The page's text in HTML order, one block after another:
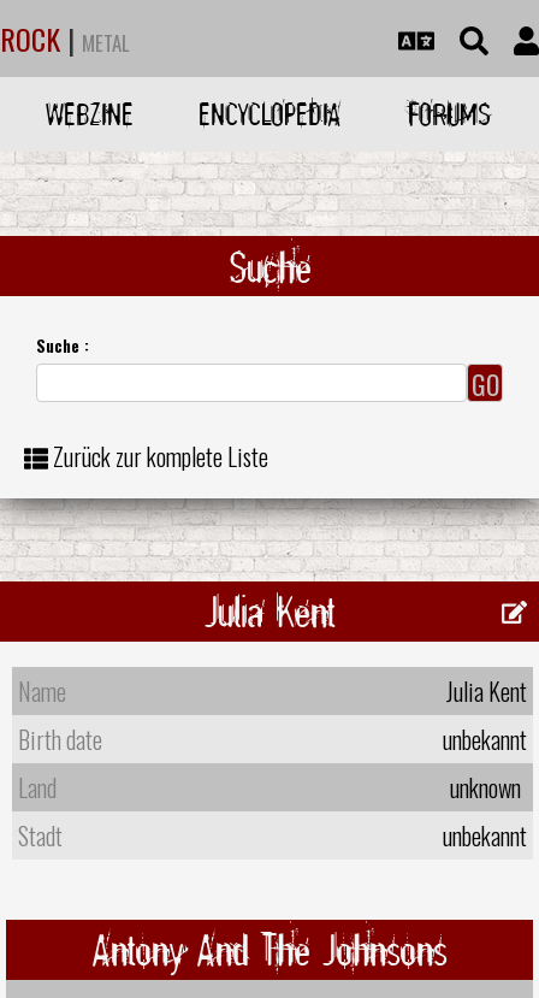
ROCK | METAL
WEBZINE ENCYCLOPEDIA FORUMS
Suche
Suche :
Zurück zur komplete Liste
Julia Kent
Name
Julia Kent
Birth date
unbekannt
Land
unknown
Stadt
unbekannt
Antony And The Johnsons